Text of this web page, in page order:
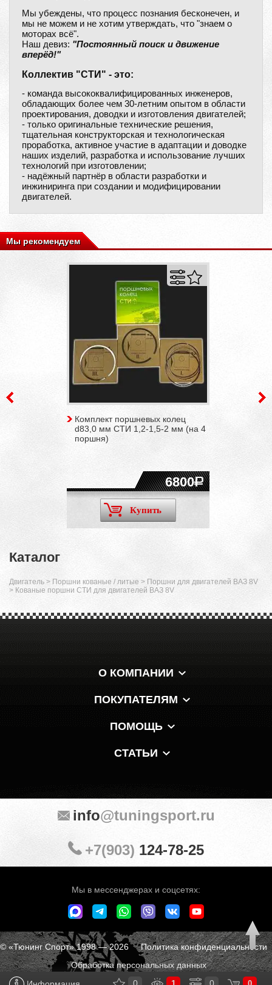
Мы убеждены, что процесс познания бесконечен, и
мы не можем и не хотим утверждать, что "знаем о
моторах всё".
Наш девиз: "Постоянный поиск и движение
вперёд!"
Коллектив "СТИ" - это:
- команда высококвалифицированных инженеров,
обладающих более чем 30-летним опытом в области
проектирования, доводки и изготовления двигателей;
- только оригинальные технические решения,
тщательная конструкторская и технологическая
проработка, активное участие в адаптации и доводке
наших изделий, разработка и использование лучших
технологий при изготовлении;
- надёжный партнёр в области разработки и
инжиниринга при создании и модифицировании
двигателей.
Мы рекомендуем
Комплект поршневых колец
d83,0 мм СТИ 1,2-1,5-2 мм (на 4
поршня)
6800
Купить
Каталог
Двигатель > Поршни кованые / литые > Поршни для двигателей ВАЗ 8V
> Кованые поршни СТИ для двигателей ВАЗ 8V
О КОМПАНИИ
ПОКУПАТЕЛЯМ
ПОМОЩЬ
СТАТЬИ
Мы в мессенджерах и соцсетях:
info@tuningsport.ru
+7(903) 124-78-25
© «Тюнинг Спорт» 1998 — 2026Политика конфиденциальности
Обработка персональных данных